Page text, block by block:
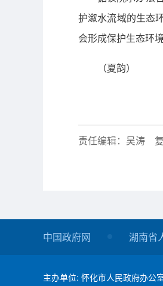
护溆水流域的生态
会形成保护生态环
（夏韵）
责任编辑：吴涛
中国政府网 湖南省
主办单位: 怀化市人民政府办公